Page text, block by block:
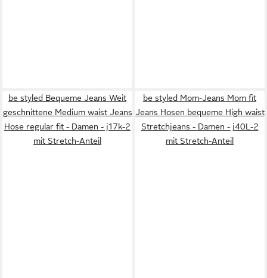
be styled Bequeme Jeans Weit
geschnittene Medium waist Jeans
Hose regular fit - Damen - j17k-2
mit Stretch-Anteil
be styled Mom-Jeans Mom fit
Jeans Hosen bequeme High waist
Stretchjeans - Damen - j40L-2
mit Stretch-Anteil